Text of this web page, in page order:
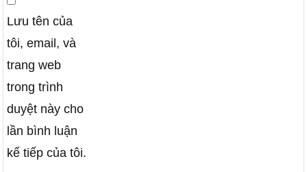
Lưu tên của
tôi, email, và
trang web
trong trình
duyệt này cho
lần bình luận
kế tiếp của tôi.